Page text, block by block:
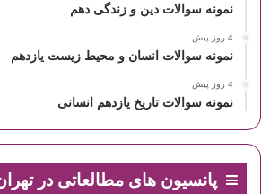
نمونه سوالات دین و زندگی دهم
4 روز پیش
نمونه سوالات انسان و محیط زیست یازدهم
4 روز پیش
نمونه سوالات تاریخ یازدهم انسانی
پانسیون های مطالعاتی در